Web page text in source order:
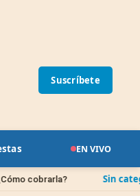
Suscríbete
EN VIVO
Sin categoría